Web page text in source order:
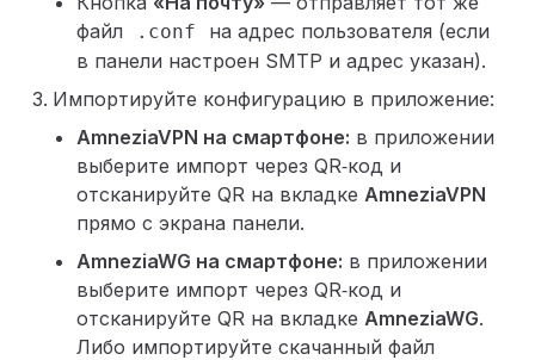
файл
.conf
на адрес пользователя (если
в панели настроен SMTP и адрес указан).
Импортируйте конфигурацию в приложение:
AmneziaVPN на смартфоне: в приложении
выберите импорт через QR‑код и
отсканируйте QR на вкладке AmneziaVPN
прямо с экрана панели.
AmneziaWG на смартфоне: в приложении
выберите импорт через QR‑код и
отсканируйте QR на вкладке AmneziaWG.
Либо импортируйте скачанный файл